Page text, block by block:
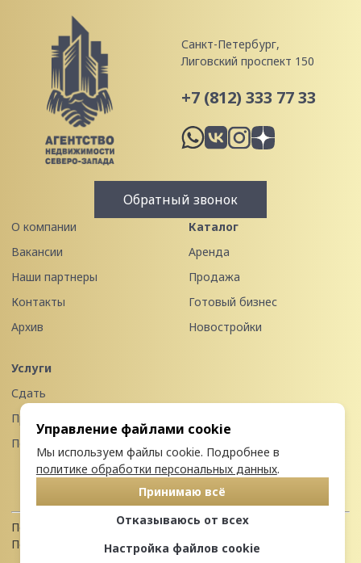
Санкт-Петербург,
Лиговский проспект 150
+7 (812) 333 77 33
Обратный звонок
О компании
Вакансии
Наши партнеры
Контакты
Архив
Каталог
Аренда
Продажа
Готовый бизнес
Новостройки
Услуги
Сдать
Продать
Передать в управление
Политика конфиденциальности
Пользовательское соглашение
Управление файлами cookie
Мы используем файлы cookie. Подробнее в
политике обработки персональных данных.
Принимаю всё
Отказываюсь от всех
Настройка файлов cookie